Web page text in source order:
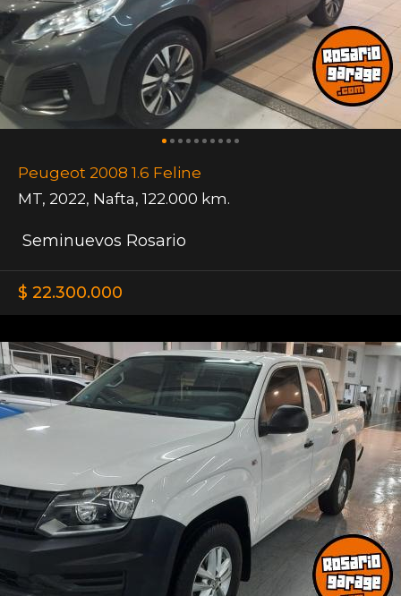
Peugeot 2008 1.6 Feline
MT, 2022, Nafta, 122.000 km.
Seminuevos Rosario
$ 22.300.000